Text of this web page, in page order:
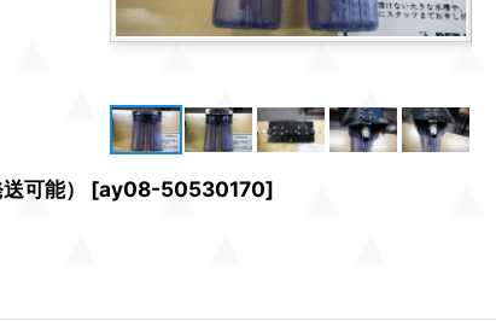
可能） [ay08-50530170]